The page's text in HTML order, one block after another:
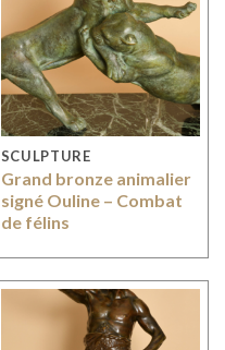
SCULPTURE
Grand bronze animalier
signé Ouline – Combat
de félins